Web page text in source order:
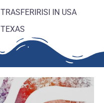
TRASFERIRISI IN USA
TEXAS